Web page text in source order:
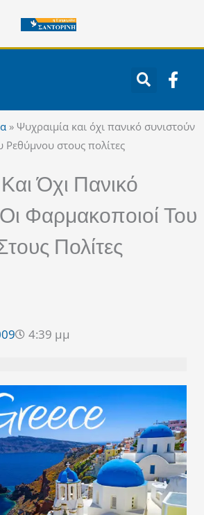
F
a
e
b
-
f
» Ψυχραιμία και όχι πανικό συνιστούν
Ρεθύμνου στους πολίτες
Όχι Πανικό
Φαρμακοποιοί Του
Πολίτες
4:39 μμ